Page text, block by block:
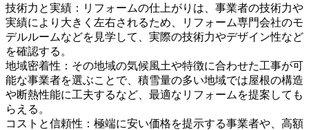
技術力と実績：リフォームの仕上がりは、事業者の技術力や
実績により大きく左右されるため、リフォーム専門会社のモ
デルルームなどを見学して、実際の技術力やデザイン性など
を確認する。
地域密着性：その地域の気候風土や特徴に合わせた工事が可
能な事業者を選ぶことで、積雪量の多い地域では屋根の構造
や断熱性能に工夫するなど、最適なリフォームを提案しても
らえる。
コストと信頼性：極端に安い価格を提示する事業者や、高額